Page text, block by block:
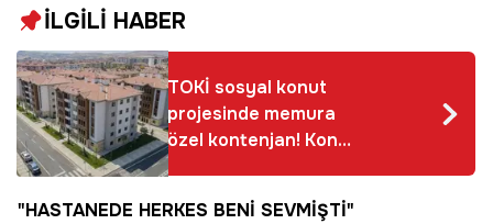
İLGİLİ HABER
TOKİ sosyal konut
projesinde memura
özel kontenjan! Konut
kredisine de indirim
"HASTANEDE HERKES BENİ SEVMİŞTİ"